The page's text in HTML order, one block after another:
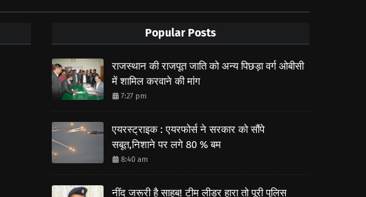
Popular Posts
राजस्थान की राजपूत जाति को अन्य पिछड़ा वर्ग ओबीसी
में शामिल करवाने की मांग
7:27 pm
एयरस्ट्राइक : एयरफोर्स ने सरकार को सौंपे
सबूत,निशाने पर लगे 80 % बम
8:40 am
नींद जरूरी है साहब! टीम लीडर हारा तो पूरी पुलिस